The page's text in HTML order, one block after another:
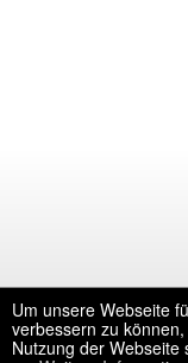
Um unsere Webseite
verbessern zu
Nutzung der Webseite